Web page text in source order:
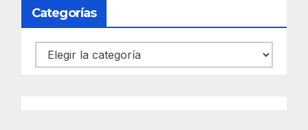
Categorías
Categorías